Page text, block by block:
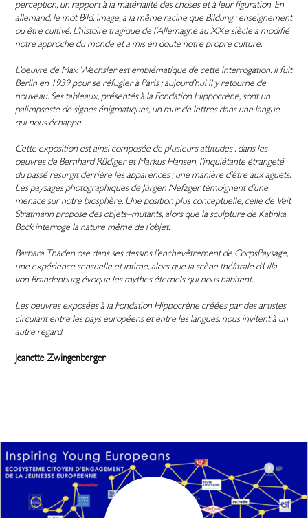
perception, un rapport à la matérialité des choses et à leur figuration. En
allemand, le mot Bild, image, a la même racine que Bildung : enseignement
ou être cultivé. L’histoire tragique de l’Allemagne au XXe siècle a modifié
notre approche du monde et a mis en doute notre propre culture.
L’oeuvre de Max Wechsler est emblématique de cette interrogation. Il fuit
Berlin en 1939 pour se réfugier à Paris ; aujourd’hui il y retourne de
nouveau. Ses tableaux, présentés à la Fondation Hippocrène, sont un
palimpseste de signes énigmatiques, un mur de lettres dans une langue
qui nous échappe.
Cette exposition est ainsi composée de plusieurs attitudes : dans les
oeuvres de Bernhard Rüdiger et Markus Hansen, l’inquiétante étrangeté
du passé resurgit derrière les apparences ; une manière d’être aux aguets.
Les paysages photographiques de Jürgen Nefzger témoignent d’une
menace sur notre biosphère. Une position plus conceptuelle, celle de Veit
Stratmann propose des objets–mutants, alors que la sculpture de Katinka
Bock interroge la nature même de l’objet.
Barbara Thaden ose dans ses dessins l’enchevêtrement de CorpsPaysage,
une expérience sensuelle et intime, alors que la scène théâtrale d’Ulla
von Brandenburg évoque les mythes éternels qui nous habitent.
Les oeuvres exposées à la Fondation Hippocrène créées par des artistes
circulant entre les pays européens et entre les langues, nous invitent à un
autre regard.
Jeanette Zwingenberger